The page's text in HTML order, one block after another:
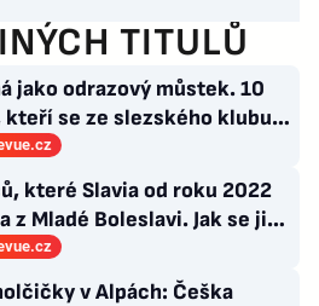
TITULŮ
jako odrazový můstek. 10
kteří se ze slezského klubu
lukrativnímu angažmá
které Slavia od roku 2022
z Mladé Boleslavi. Jak se jim
do Edenu vedlo?
v Alpách: Češka